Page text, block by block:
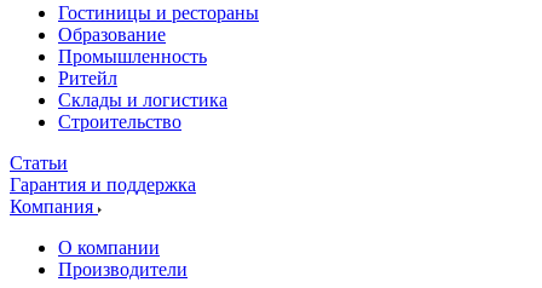
Гостиницы и рестораны
Образование
Промышленность
Ритейл
Склады и логистика
Строительство
Статьи
Гарантия и поддержка
Компания
О компании
Производители